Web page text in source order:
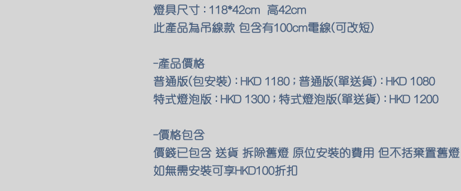
燈具尺寸 : 118*42cm 高42cm
此產品為吊線款 包含有100cm電線(可改短)
-產品價格
普通版(包安裝) : HKD 1180 ; 普通版(單送貨) : HKD 1080
特式燈泡版 : HKD 1300 ; 特式燈泡版(單送貨) : HKD 1200
-價格包含
價錢已包含 送貨 拆除舊燈 原位安裝的費用 但不括棄置舊燈
如無需安裝可享HKD100折扣